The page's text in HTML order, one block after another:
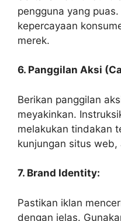
pengguna yang
kepercayaan
merek.
6. Panggilan Aksi
Berikan panggilan
meyakinkan.
melakukan tindakan
kunjungan situs
7. Brand Identity:
Pastikan iklan
dengan jelas.